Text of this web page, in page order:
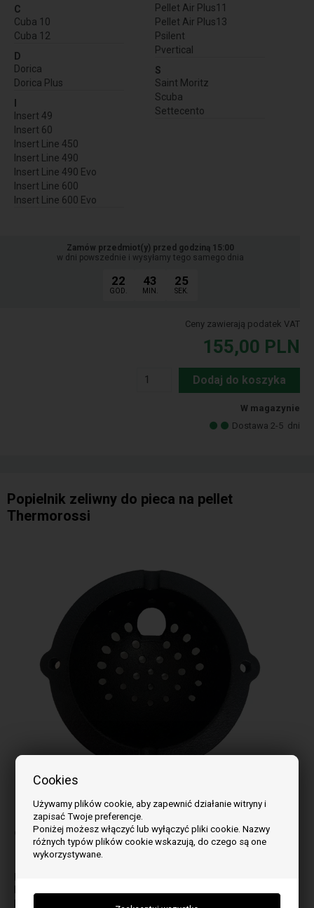
Cookies
Używamy plików cookie, aby zapewnić działanie witryny i
zapisać Twoje preferencje.
Poniżej możesz włączyć lub wyłączyć pliki cookie. Nazwy
różnych typów plików cookie wskazują, do czego są one
wykorzystywane.
C
Cuba 10
Cuba 12
D
Dorica
Dorica Plus
Insert 49
Insert 60
Insert Line 450
Insert Line 490
Insert Line 490 Evo
Insert Line 600
Insert Line 600 Evo
Pellet Air Plus11
Pellet Air Plus13
Psilent
Pvertical
S
Saint Moritz
Scuba
Settecento
Zamów przedmiot(y) przed godziną 15:00
w dni powszednie i wysyłamy tego samego dnia
22
GOD.
43
MIN.
24
SEK.
Ceny zawierają podatek VAT
155,00 PLN
Dodaj do koszyka
W magazynie
Dostawa 2-5 dni
Popielnik zeliwny do pieca na pellet
Thermorossi
Obraz może się różnić w zależności od modelu
do modelu: